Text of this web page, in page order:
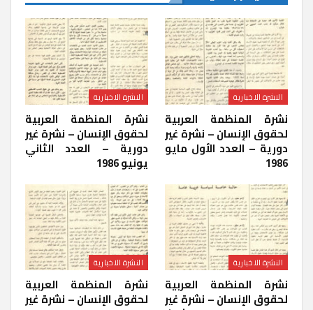
النشرة الاخبارية
نشرة المنظمة العربية
لحقوق الإنسان – نشرة غير
دورية – العدد الأول مايو
1986
النشرة الاخبارية
نشرة المنظمة العربية
لحقوق الإنسان – نشرة غير
دورية – العدد الثاني
يونيو 1986
النشرة الاخبارية
نشرة المنظمة العربية
لحقوق الإنسان – نشرة غير
النشرة الاخبارية
نشرة المنظمة العربية
لحقوق الإنسان – نشرة غير